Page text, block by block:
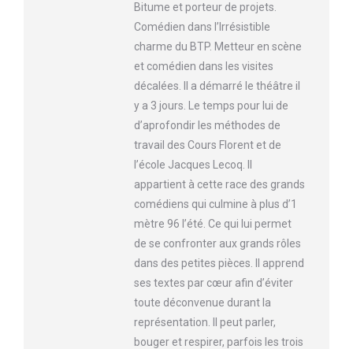
Bitume et porteur de projets.
Comédien dans l’Irrésistible
charme du BTP. Metteur en scène
et comédien dans les visites
décalées. Il a démarré le théâtre il
y a 3 jours. Le temps pour lui de
d’aprofondir les méthodes de
travail des Cours Florent et de
l’école Jacques Lecoq. Il
appartient à cette race des grands
comédiens qui culmine à plus d’1
mètre 96 l’été. Ce qui lui permet
de se confronter aux grands rôles
dans des petites pièces. Il apprend
ses textes par cœur afin d’éviter
toute déconvenue durant la
représentation. Il peut parler,
bouger et respirer, parfois les trois